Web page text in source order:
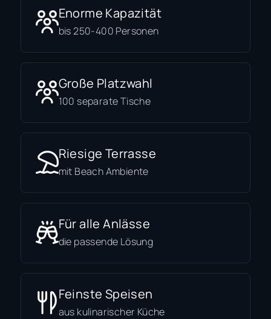
Enorme Kapazität
bis 250-400 Personen
Große Platzwahl
100 separate Tische
Riesige Terrasse
mit Beach Ambiente
Für alle Anlässe
die passende Lösung
Feinste Speisen
aus kulinarischer Küche